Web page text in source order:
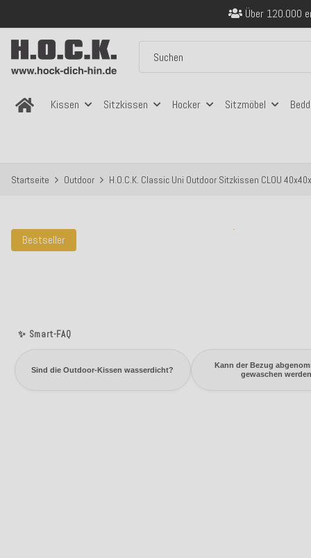
Über 120.000
Sicher
Kissen Sitzkissen Hocker Sitzmöbel
Startseite Outdoor H.O.C.K. Classic Uni Outdoor Sitzkissen CLOU
Bestseller
✨ Smart-FAQ
Sind die Outdoor-Kissen wasserdicht?
Kann der Bezug
gewaschen